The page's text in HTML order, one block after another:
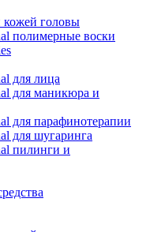
кожей головы
полимерные воски
для лица
для маникюра и
для парафинотерапии
для шугаринга
пилинги и